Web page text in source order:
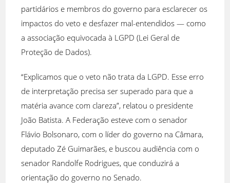
partidários e membros do governo para esclarecer os
impactos do veto e desfazer mal-entendidos — como
a associação equivocada à LGPD (Lei Geral de
Proteção de Dados).
“Explicamos que o veto não trata da LGPD. Esse erro
de interpretação precisa ser superado para que a
matéria avance com clareza”, relatou o presidente
João Batista. A Federação esteve com o senador
Flávio Bolsonaro, com o líder do governo na Câmara,
deputado Zé Guimarães, e buscou audiência com o
senador Randolfe Rodrigues, que conduzirá a
orientação do governo no Senado.